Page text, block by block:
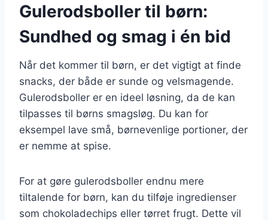
Gulerodsboller til børn:
Sundhed og smag i én bid
Når det kommer til børn, er det vigtigt at finde
snacks, der både er sunde og velsmagende.
Gulerodsboller er en ideel løsning, da de kan
tilpasses til børns smagsløg. Du kan for
eksempel lave små, børnevenlige portioner, der
er nemme at spise.
For at gøre gulerodsboller endnu mere
tiltalende for børn, kan du tilføje ingredienser
som chokoladechips eller tørret frugt. Dette vil